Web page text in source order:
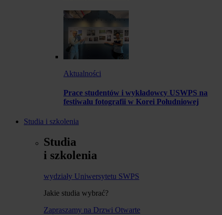
Aktualności
Prace studentów i wykładowcy USWPS na
festiwalu fotografii w Korei Południowej
Studia i szkolenia
Studia
i szkolenia
wydziały Uniwersytetu SWPS
Jakie studia wybrać?
Zapraszamy na Drzwi Otwarte